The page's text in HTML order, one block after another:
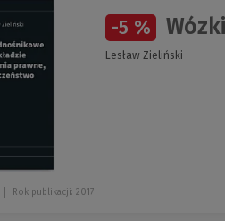
-5 %
Lesław Zieliński
Rok publikacji: 2017